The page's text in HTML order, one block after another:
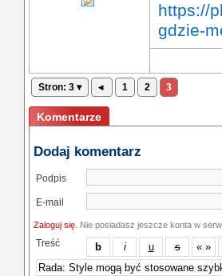
https://
gdzie-
Stron: 3 ▾ ◂ 1 2 3
Komentarze
Dodaj komentarz
Podpis
E-mail
Zaloguj się . Nie posiadasz jeszcze konta w
Treść